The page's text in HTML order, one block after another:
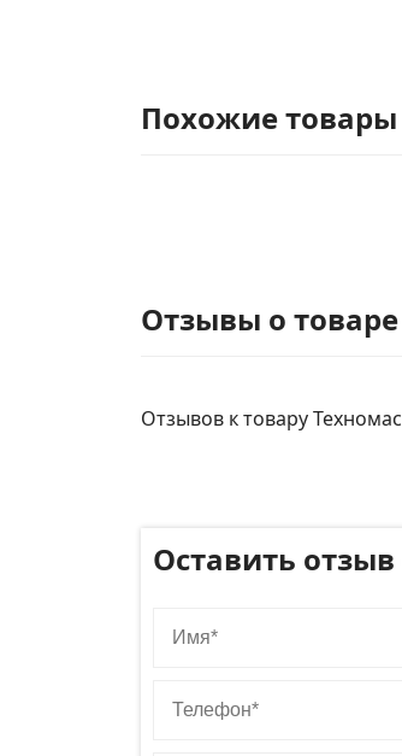
Похожие товары
Отзывы о товаре
Отзывов к товару
Оставить отзыв